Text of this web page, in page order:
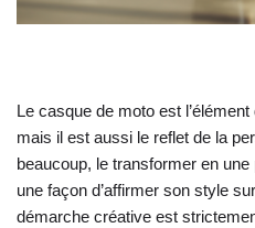
Le casque de moto est
mais il est aussi le reflet de la
beaucoup, le transformer en
une façon d’affirmer son style
démarche créative est